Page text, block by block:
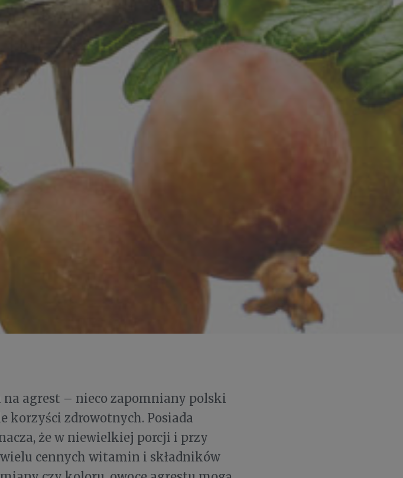
na agrest – nieco zapomniany polski
korzyści zdrowotnych. Posiada
że w niewielkiej porcji i przy
cennych witamin i składników